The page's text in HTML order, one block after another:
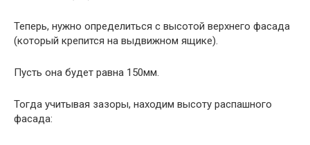
Теперь, нужно определиться с высотой верхнего фасада
(который крепится на выдвижном ящике).
Пусть она будет равна 150мм.
Тогда учитывая зазоры, находим высоту распашного
фасада: